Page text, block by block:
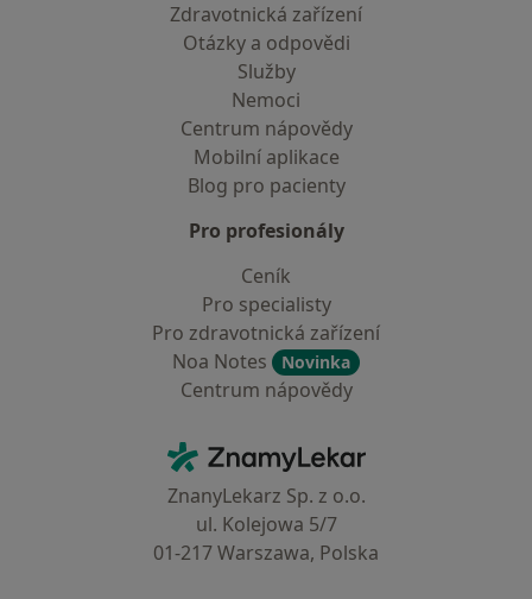
Zdravotnická zařízení
Otázky a odpovědi
Služby
Nemoci
Centrum nápovědy
Mobilní aplikace
Blog pro pacienty
Pro profesionály
Ceník
Pro specialisty
Pro zdravotnická zařízení
Noa Notes
Novinka
Centrum nápovědy
ZnamyLekar - Hlavní stránka
ZnanyLekarz Sp. z o.o.
ul. Kolejowa 5/7
01-217 Warszawa, Polska